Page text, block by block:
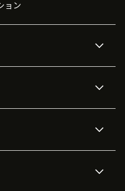
ョン
レッジベース
ベント情報
インクルージョン＆ビロンギ